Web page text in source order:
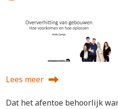
Lees meer
over Oververhitting van
Dat het afentoe behoorlijk